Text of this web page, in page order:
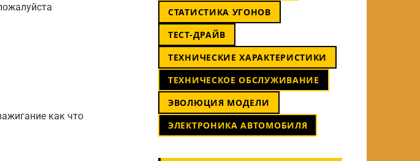
как что
СТАТИСТИКА УГОНОВ
ТЕСТ-ДРАЙВ
ТЕХНИЧЕСКИЕ ХАРАКТЕРИСТИКИ
ТЕХНИЧЕСКОЕ ОБСЛУЖИВАНИЕ
ЭВОЛЮЦИЯ МОДЕЛИ
ЭЛЕКТРОНИКА АВТОМОБИЛЯ